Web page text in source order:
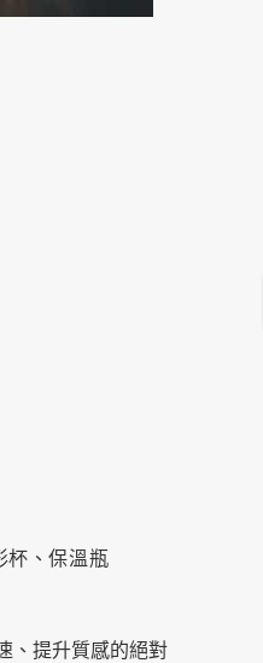
杯、保溫瓶
、提升質感的絕對